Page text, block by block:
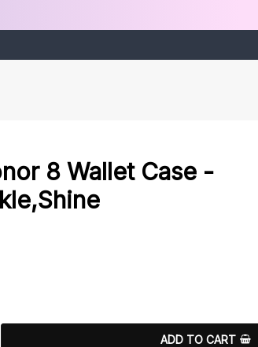
8 Wallet Case -
ADD TO CART